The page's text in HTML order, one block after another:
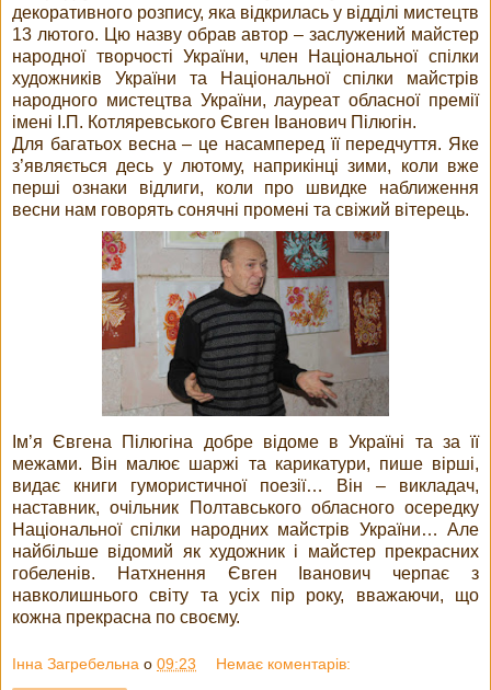
декоративного розпису, яка відкрилась у відділі мистецтв
13 лютого. Цю назву обрав автор – заслужений майстер
народної творчості України, член Національної спілки
художників України та Національної спілки майстрів
народного мистецтва України, лауреат обласної премії
імені І.П. Котляревського Євген Іванович Пілюгін.
Для багатьох весна – це насамперед її передчуття. Яке
з’являється десь у лютому, наприкінці зими, коли вже
перші ознаки відлиги, коли про швидке наближення
весни нам говорять сонячні промені та свіжий вітерець.
Ім’я Євгена Пілюгіна добре відоме в Україні та за її
межами. Він малює шаржі та карикатури, пише вірші,
видає книги гумористичної поезії… Він – викладач,
наставник, очільник Полтавського обласного осередку
Національної спілки народних майстрів України… Але
найбільше відомий як художник і майстер прекрасних
гобеленів. Натхнення Євген Іванович черпає з
навколишнього світу та усіх пір року, вважаючи, що
кожна прекрасна по своєму.
Інна Загребельна о 09:23 Немає коментарів: